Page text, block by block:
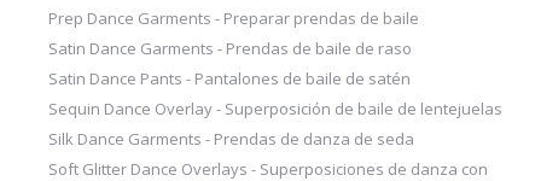
Prep Dance Garments - Preparar prendas de baile
Satin Dance Garments - Prendas de baile de raso
Satin Dance Pants - Pantalones de baile de satén
Sequin Dance Overlay - Superposición de baile de lentejuelas
Silk Dance Garments - Prendas de danza de seda
Soft Glitter Dance Overlays - Superposiciones de danza con